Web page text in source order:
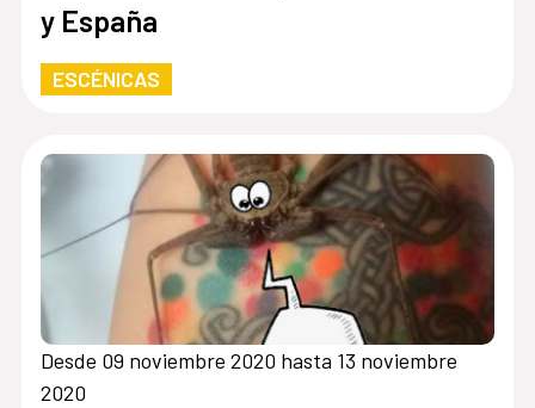
y España
ESCÉNICAS
Desde 09 noviembre 2020 hasta 13 noviembre
2020